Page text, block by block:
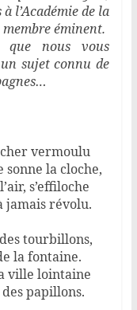
l’Académie de la
éminent.
nous vous
sujet connu de
vermoulu
la cloche,
s’effiloche
jamais révolu.
tourbillons,
la fontaine.
ville lointaine
papillons.